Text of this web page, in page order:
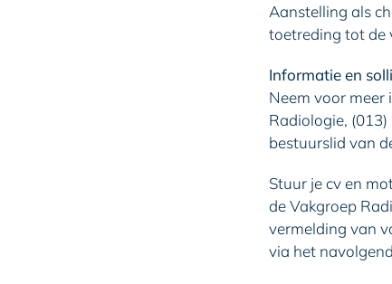
Aanstelling als
toetreding tot de
Informatie en
Neem voor
Radiologie,
bestuurslid van
Stuur je cv en
de Vakgroep
vermelding van
via het